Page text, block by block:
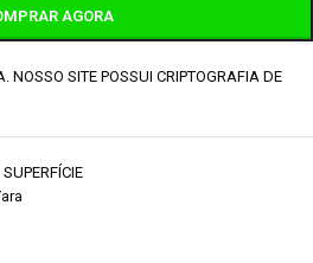
AGORA
NOSSO SITE POSSUI CRIPTOGRAFIA DE
SUPERFÍCIE